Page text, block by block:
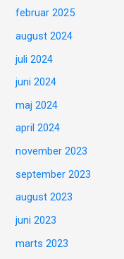
februar 2025
august 2024
juli 2024
juni 2024
maj 2024
april 2024
november 2023
september 2023
august 2023
juni 2023
marts 2023